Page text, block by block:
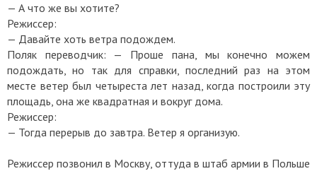
— А что же вы хотите?
Режиссер:
— Давайте хоть ветра подождем.
Поляк переводчик: — Проше пана, мы конечно можем
подождать, но так для справки, последний раз на этом
месте ветер был четыреста лет назад, когда построили эту
площадь, она же квадратная и вокруг дома.
Режиссер:
— Тогда перерыв до завтра. Ветер я организую.
Режиссер позвонил в Москву, оттуда в штаб армии в Польше